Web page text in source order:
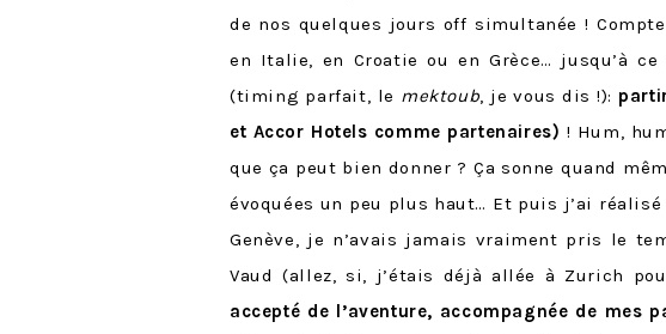
de nos quelques jours off simultanée !
en Italie, en Croatie ou en Grèce… jusqu’à
(timing parfait, le mektoub, je vous dis !):
et Accor Hotels comme partenaires) ! Hum,
que ça peut bien donner ? Ça sonne quand
évoquées un peu plus haut… Et puis j’ai
Genève, je n’avais jamais vraiment pris le
Vaud (allez, si, j’étais déjà allée à Zurich
accepté de l’aventure, accompagnée de mes